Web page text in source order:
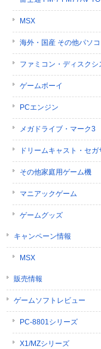
MSX
海外・国産 その他パソ
ファミコン・ディスク
ゲームボーイ
PCエンジン
メガドライブ・マーク3
ドリームキャスト・セガ
その他家庭用ゲーム機
マニアックゲーム
ゲームグッズ
キャンペーン情報
MSX
販売情報
ゲームソフトレビュー
PC-8801シリーズ
X1/MZシリーズ